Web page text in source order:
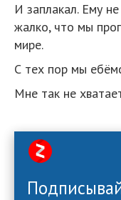
И заплакал. Ему
жалко, что мы
мире.
С тех пор мы
Мне так не